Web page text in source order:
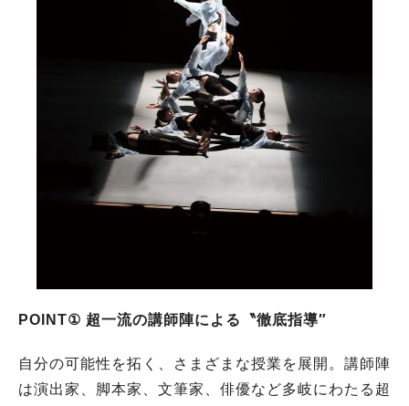
POINT① 超一流の講師陣による〝徹底指導″
自分の可能性を拓く、さまざまな授業を展開。講師陣
は演出家、脚本家、文筆家、俳優など多岐にわたる超